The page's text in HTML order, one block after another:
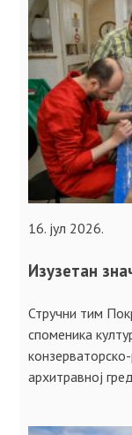
16. јул 2026.
Изузетан
Стручни тим
споменика
архитравној